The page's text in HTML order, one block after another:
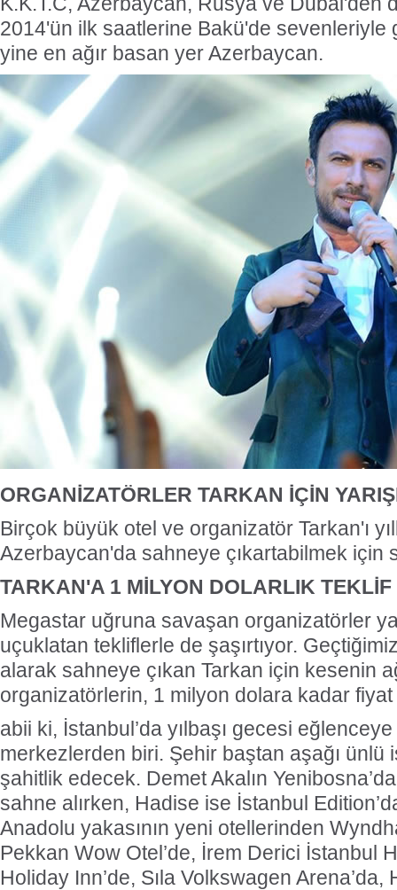
2014'ün ilk saatlerine Bakü'de sevenleriyle
yine en ağır basan yer Azerbaycan.
ORGANİZATÖRLER TARKAN İÇİN
Birçok büyük otel ve organizatör Tarkan'ı
Azerbaycan'da sahneye çıkartabilmek için
TARKAN'A 1 MİLYON DOLARLIK TEKLİF
Megastar uğruna savaşan organizatörler
uçuklatan tekliflerle de şaşırtıyor.
alarak sahneye çıkan Tarkan için kesenin
organizatörlerin, 1 milyon dolara kadar
abii ki, İstanbul’da yılbaşı gecesi
merkezlerden biri. Şehir baştan aşağı ünlü
şahitlik edecek. Demet Akalın
sahne alırken, Hadise ise İstanbul
Anadolu yakasının yeni otellerinden
Pekkan Wow Otel’de, İrem Derici İstanbul
Holiday Inn’de, Sıla Volkswagen Arena’da,